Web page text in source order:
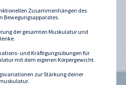
Zusammenhängen des
Bewegungsapparates.
der gesamten Muskulatur und
und Kräftigungsübungen für
mit dem eigenen Körpergewicht.
zur Stärkung deiner